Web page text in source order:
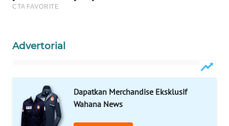
Advertorial
Dapatkan Merchandise Eksklusif
Wahana News
WAHANANEWS
NET